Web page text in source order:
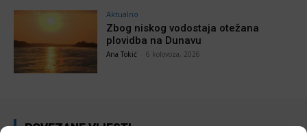
Aktualno
Zbog niskog vodostaja otežana
plovidba na Dunavu
Ana Tokić 6 kolovoza, 2026
POVEZANE VIJESTI